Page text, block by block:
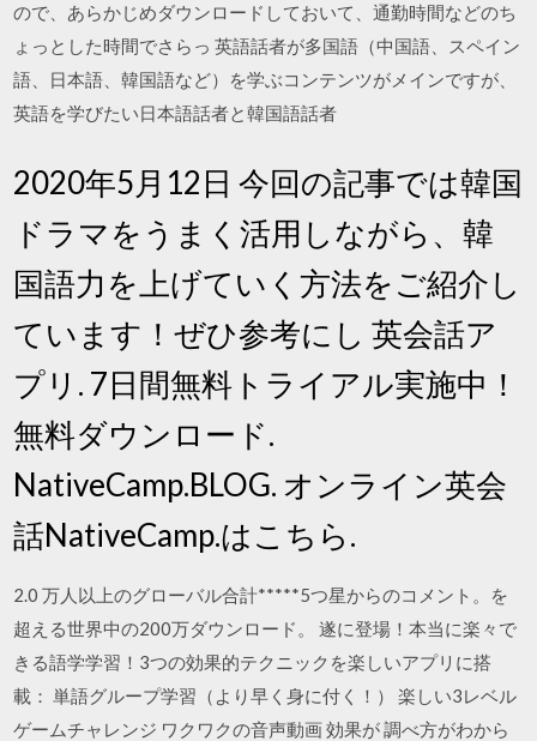
ので、あらかじめダウンロードしておいて、通勤時間などのち
ょっとした時間でさらっ 英語話者が多国語（中国語、スペイン
語、日本語、韓国語など）を学ぶコンテンツがメインですが、
英語を学びたい日本語話者と韓国語話者
2020年5月12日 今回の記事では韓国
ドラマをうまく活用しながら、韓
国語力を上げていく方法をご紹介し
ています！ぜひ参考にし 英会話ア
プリ. 7日間無料トライアル実施中！
無料ダウンロード.
NativeCamp.BLOG. オンライン英会
話NativeCamp.はこちら.
‎2.0 万人以上のグローバル合計*****5つ星からのコメント。を
超える世界中の200万ダウンロード。 遂に登場！本当に楽々で
きる語学学習！3つの効果的テクニックを楽しいアプリに搭
載： 単語グループ学習（より早く身に付く！） 楽しい3レベル
ゲームチャレンジ ワクワクの音声動画 効果が 調べ方がわから